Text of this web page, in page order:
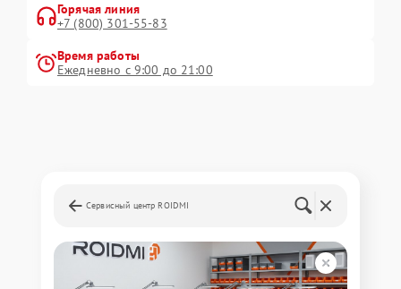
Горячая линия
+7 (800) 301-55-83
Время работы
Ежедневно с 9:00 до 21:00
Сервисный центр ROIDMI